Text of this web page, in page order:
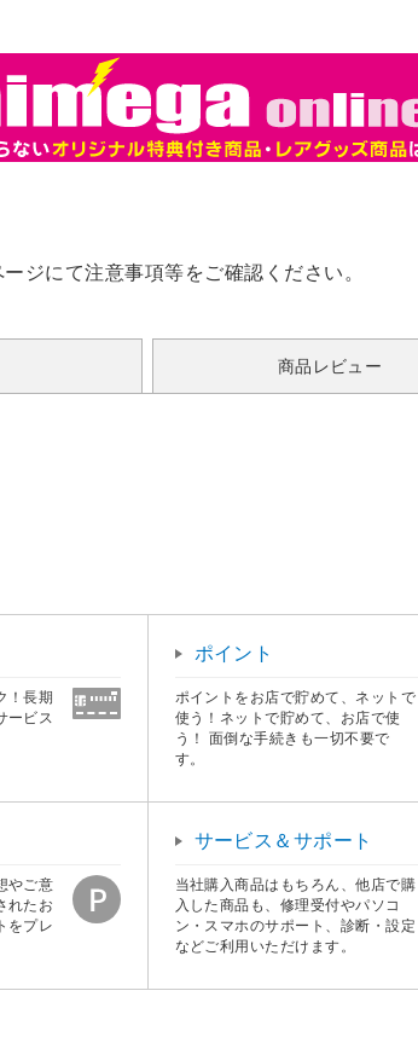
ージにて注意事項等をご確認ください。
商品レビュー
！長期
ービス
ポイント
ポイントをお店で貯めて、ネットで
使う！ネットで貯めて、お店で使
う！ 面倒な手続きも一切不要で
す。
やご意
れたお
をプレ
サービス＆サポート
当社購入商品はもちろん、他店で購
入した商品も、修理受付やパソコ
ン・スマホのサポート、診断・設定
などご利用いただけます。